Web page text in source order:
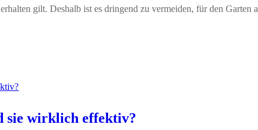
gilt. Deshalb ist es dringend zu vermeiden, für den Garten
sie wirklich effektiv?